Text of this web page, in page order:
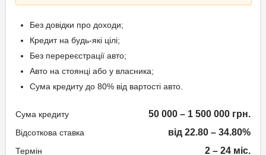
Способи погашення
На розрахунковий
Без довідки про доходи;
Кредит на будь-які цілі;
Без перереєстрації авто;
Авто на стоянці або у власника;
Сума кредиту до 80% від вартості авто.
Сума кредиту 50 000 – 1 500 000 грн.
Відсоткова ставка від 22.80 – 34.80%
Термін 2 – 24 міс.